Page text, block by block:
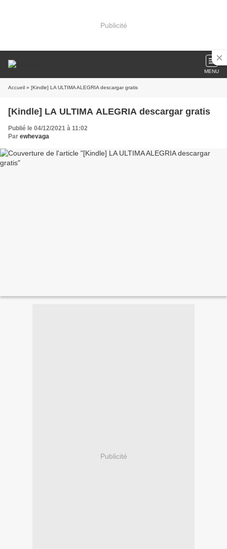
Publicité
MENU
Accueil » [Kindle] LA ULTIMA ALEGRIA descargar gratis
[Kindle] LA ULTIMA ALEGRIA descargar gratis
Publié le 04/12/2021 à 11:02
Par ewhevaga
Publicité